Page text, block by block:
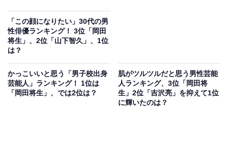
「この顔になりたい」30代の男
性俳優ランキング！ 3位「岡田
将生」、2位「山下智久」、1位
は？
かっこいいと思う「男子校出身
芸能人」ランキング！ 1位は
「岡田将生」、では2位は？
肌がツルツルだと思う男性芸能
人ランキング、3位「岡田将
生」2位「吉沢亮」を抑えて1位
に輝いたのは？